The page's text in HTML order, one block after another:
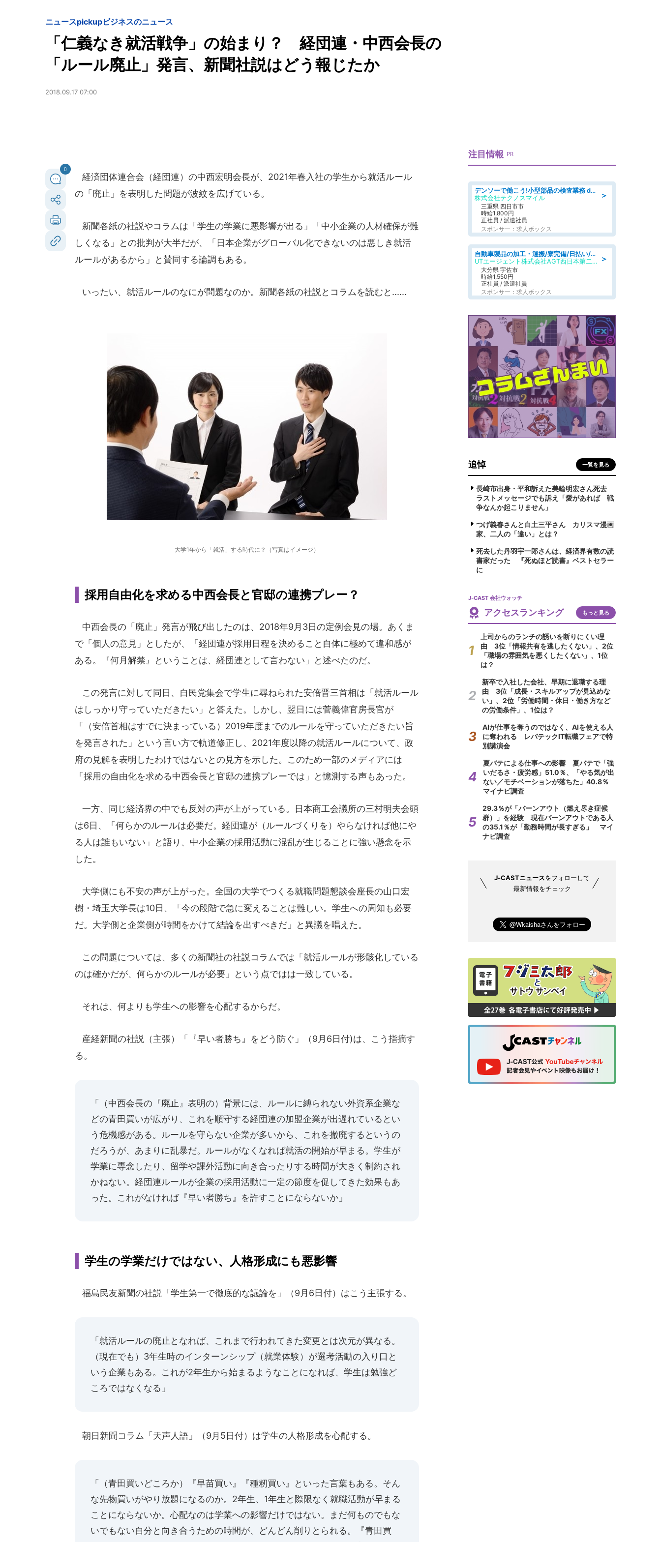
ニュースpickupビジネスのニュース
「仁義なき就活戦争」の始まり？ 経団連・中西会長の
「ルール廃止」発言、新聞社説はどう報じたか
2018.09.17 07:00
0
経済団体連合会（経団連）の中西宏明会長が、2021年春入社の学生から就活ルール
の「廃止」を表明した問題が波紋を広げている。
新聞各紙の社説やコラムは「学生の学業に悪影響が出る」「中小企業の人材確保が難
しくなる」との批判が大半だが、「日本企業がグローバル化できないのは悪しき就活
ルールがあるから」と賛同する論調もある。
いったい、就活ルールのなにが問題なのか。新聞各紙の社説とコラムを読むと......
大学1年から「就活」する時代に？（写真はイメージ）
採用自由化を求める中西会長と官邸の連携プレー？
中西会長の「廃止」発言が飛び出したのは、2018年9月3日の定例会見の場。あくま
で「個人の意見」としたが、「経団連が採用日程を決めること自体に極めて違和感が
ある。『何月解禁』ということは、経団連として言わない」と述べたのだ。
この発言に対して同日、自民党集会で学生に尋ねられた安倍晋三首相は「就活ルール
はしっかり守っていただきたい」と答えた。しかし、翌日には菅義偉官房長官が
「（安倍首相はすでに決まっている）2019年度までのルールを守っていただきたい旨
を発言された」という言い方で軌道修正し、2021年度以降の就活ルールについて、政
府の見解を表明したわけではないとの見方を示した。このため一部のメディアには
「採用の自由化を求める中西会長と官邸の連携プレーでは」と憶測する声もあった。
一方、同じ経済界の中でも反対の声が上がっている。日本商工会議所の三村明夫会頭
は6日、「何らかのルールは必要だ。経団連が（ルールづくりを）やらなければ他にや
る人は誰もいない」と語り、中小企業の採用活動に混乱が生じることに強い懸念を示
した。
大学側にも不安の声が上がった。全国の大学でつくる就職問題懇談会座長の山口宏
樹・埼玉大学長は10日、「今の段階で急に変えることは難しい。学生への周知も必要
だ。大学側と企業側が時間をかけて結論を出すべきだ」と異議を唱えた。
この問題については、多くの新聞社の社説コラムでは「就活ルールが形骸化している
のは確かだが、何らかのルールが必要」という点ではは一致している。
それは、何よりも学生への影響を心配するからだ。
産経新聞の社説（主張）「『早い者勝ち』をどう防ぐ」（9月6日付)は、こう指摘す
る。
「（中西会長の『廃止』表明の）背景には、ルールに縛られない外資系企業な
どの青田買いが広がり、これを順守する経団連の加盟企業が出遅れているとい
う危機感がある。ルールを守らない企業が多いから、これを撤廃するというの
だろうが、あまりに乱暴だ。ルールがなくなれば就活の開始が早まる。学生が
学業に専念したり、留学や課外活動に向き合ったりする時間が大きく制約され
かねない。経団連ルールが企業の採用活動に一定の節度を促してきた効果もあ
った。これがなければ『早い者勝ち』を許すことにならないか」
学生の学業だけではない、人格形成にも悪影響
福島民友新聞の社説「学生第一で徹底的な議論を」（9月6日付）はこう主張する。
「就活ルールの廃止となれば、これまで行われてきた変更とは次元が異なる。
（現在でも）3年生時のインターンシップ（就業体験）が選考活動の入り口と
いう企業もある。これが2年生から始まるようなことになれば、学生は勉強ど
ころではなくなる」
朝日新聞コラム「天声人語」（9月5日付）は学生の人格形成を心配する。
「（青田買いどころか）『早苗買い』『種籾買い』といった言葉もある。そん
な先物買いがやり放題になるのか。2年生、1年生と際限なく就職活動が早まる
ことにならないか。心配なのは学業への影響だけではない。まだ何ものでもな
いでもない自分と向き合うための時間が、どんどん削りとられる。『青田買
注目情報 PR
＞
デンソーで働こう!小型部品の検査業務 denso aichi
株式会社テクノスマイル
三重県 四日市市
時給1,800円
正社員 / 派遣社員
スポンサー：求人ボックス
＞
自動車製品の加工・運搬/寮完備/日払い/工場・製造
UTエージェント株式会社AGT西日本第二CU
大分県 宇佐市
時給1,550円
正社員 / 派遣社員
スポンサー：求人ボックス
追悼 一覧を見る
長崎市出身・平和訴えた美輪明宏さん死去
ラストメッセージでも訴え「愛があれば 戦
争なんか起こりません」
つげ義春さんと白土三平さん カリスマ漫画
家、二人の「違い」とは？
死去した丹羽宇一郎さんは、経済界有数の読
書家だった 『死ぬほど読書』ベストセラー
に
J-CAST 会社ウォッチ
アクセスランキング もっと見る
上司からのランチの誘いを断りにくい理
由 3位「情報共有を逃したくない」、2位
「職場の雰囲気を悪くしたくない」、1位
は？
新卒で入社した会社、早期に退職する理
由 3位「成長・スキルアップが見込めな
い」、2位「労働時間・休日・働き方など
の労働条件」、1位は？
AIが仕事を奪うのではなく、AIを使える人
に奪われる レバテックIT転職フェアで特
別講演会
夏バテによる仕事への影響 夏バテで「強
いだるさ・疲労感」51.0％、「やる気が出
ない／モチベーションが落ちた」40.8％
マイナビ調査
29.3％が「バーンアウト（燃え尽き症候
群）」を経験 現在バーンアウトである人
の35.1％が「勤務時間が長すぎる」 マイ
ナビ調査
J-CASTニュースをフォローして
最新情報をチェック